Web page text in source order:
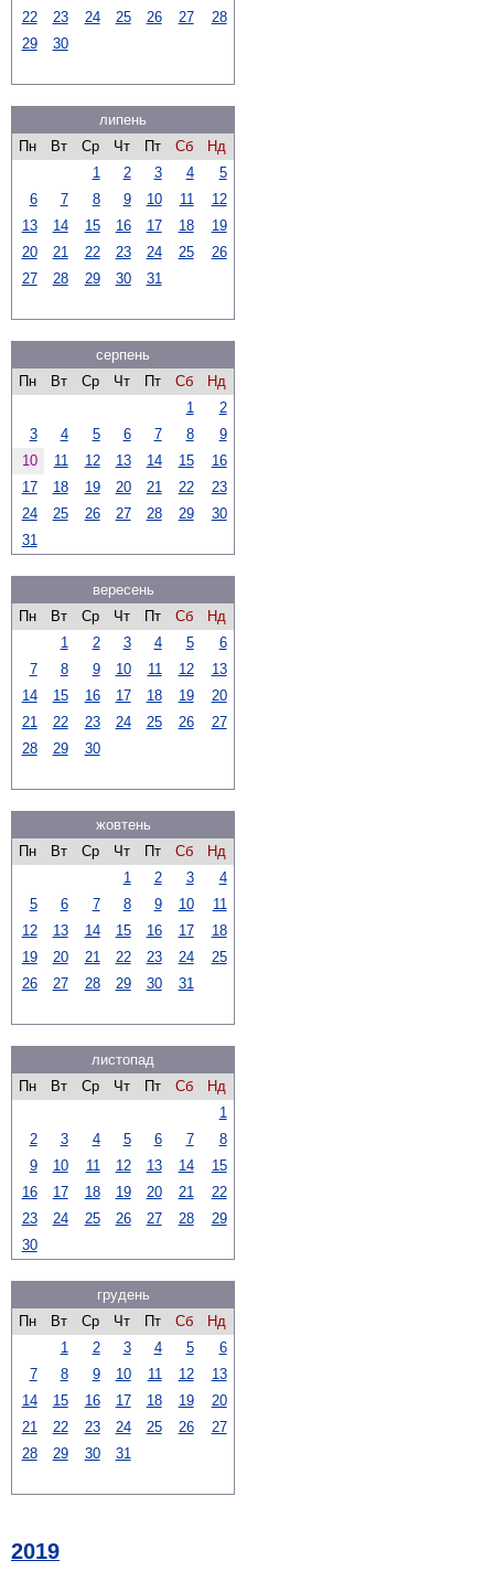
22
23 24 25 26 27
28
29
30
липень
Пн
Вт Ср Чт Пт Сб
Нд
1
2 3 4
5
6
7 8 9 10 11
12
13
14 15 16 17 18
19
20
21 22 23 24 25
26
27
28 29 30 31
серпень
Пн
Вт Ср Чт Пт Сб
Нд
1
2
3
4 5 6 7 8
9
10
11 12 13 14 15
16
17
18 19 20 21 22
23
24
25 26 27 28 29
30
31
вересень
Пн
Вт Ср Чт Пт Сб
Нд
1
2 3 4 5
6
7
8 9 10 11 12
13
14
15 16 17 18 19
20
21
22 23 24 25 26
27
28
29 30
жовтень
Пн
Вт Ср Чт Пт Сб
Нд
1
2 3
4
5
6 7 8 9 10
11
12
13 14 15 16 17
18
19
20 21 22 23 24
25
26
27 28 29 30 31
листопад
Пн
Вт Ср Чт Пт Сб
Нд
1
2
3 4 5 6 7
8
9
10 11 12 13 14
15
16
17 18 19 20 21
22
23
24 25 26 27 28
29
30
грудень
Пн
Вт Ср Чт Пт Сб
Нд
1
2 3 4 5
6
7
8 9 10 11 12
13
14
15 16 17 18 19
20
21
22 23 24 25 26
27
28
29 30 31
2019